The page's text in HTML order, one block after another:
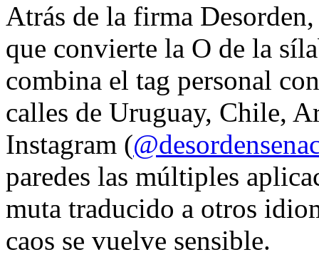
Atrás de la firma
que convierte la O de la
combina el tag personal
calles de Uruguay, Chile,
Instagram (
paredes las múltiples
muta traducido a otros
caos se vuelve sensible.